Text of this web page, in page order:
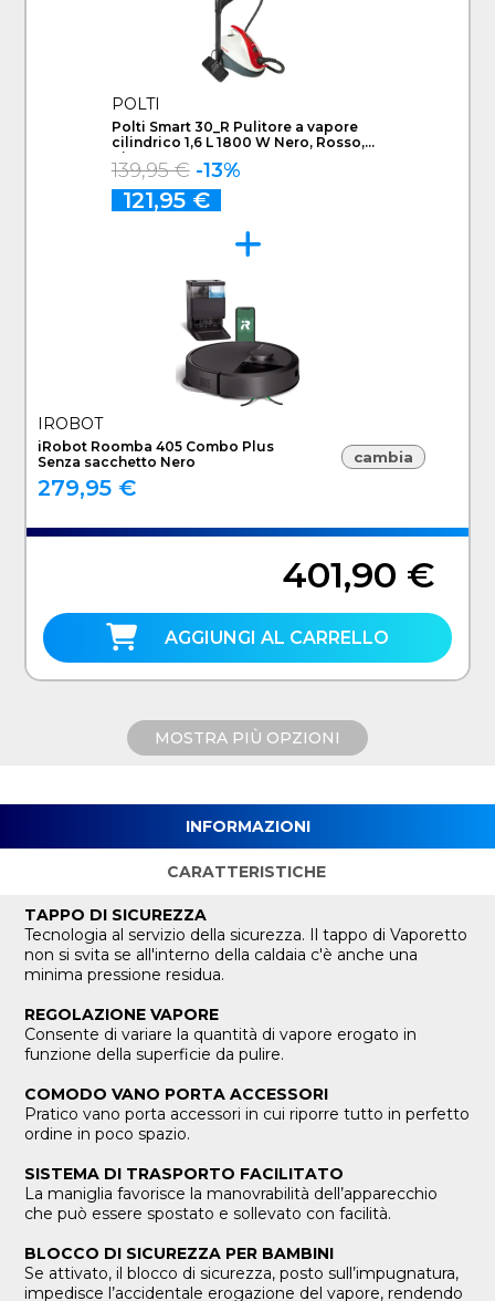
POLTI
Polti Smart 30_R Pulitore a vapore
cilindrico 1,6 L 1800 W Nero, Rosso,
Bianco
139,95 € -13%
121,95 €
IROBOT
iRobot Roomba 405 Combo Plus
Senza sacchetto Nero
279,95 €
cambia
401,90 €
AGGIUNGI AL CARRELLO
MOSTRA PIÙ OPZIONI
INFORMAZIONI
CARATTERISTICHE
TAPPO DI SICUREZZA
Tecnologia al servizio della sicurezza. Il tappo di Vaporetto
non si svita se all'interno della caldaia c'è anche una
minima pressione residua.
REGOLAZIONE VAPORE
Consente di variare la quantità di vapore erogato in
funzione della superficie da pulire.
COMODO VANO PORTA ACCESSORI
Pratico vano porta accessori in cui riporre tutto in perfetto
ordine in poco spazio.
SISTEMA DI TRASPORTO FACILITATO
La maniglia favorisce la manovrabilità dell’apparecchio
che può essere spostato e sollevato con facilità.
BLOCCO DI SICUREZZA PER BAMBINI
Se attivato, il blocco di sicurezza, posto sull’impugnatura,
impedisce l’accidentale erogazione del vapore, rendendo